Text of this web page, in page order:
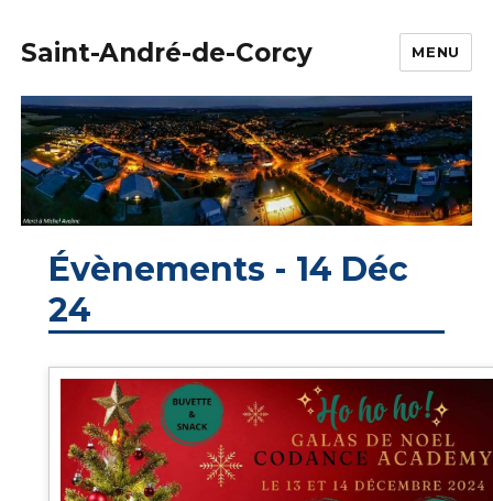
Saint-André-de-Corcy MENU
Évènements - 14 Déc
24